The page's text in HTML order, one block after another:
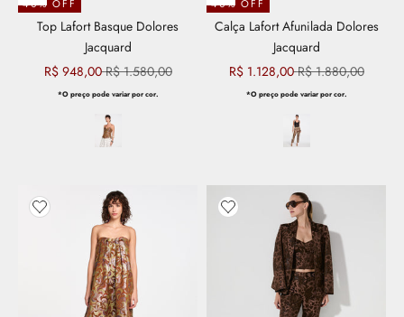
40% OFF
Top Lafort Basque Dolores
Jacquard
Preço promocional
R$ 948,00Preço normal
R$ 1.580,00
*O preço pode variar por cor.
40% OFF
Calça Lafort Afunilada Dolores
Jacquard
Preço promocional
R$ 1.128,00Preço normal
R$ 1.880,00
*O preço pode variar por cor.
Adicionar aos favoritos Adicionar aos favoritos